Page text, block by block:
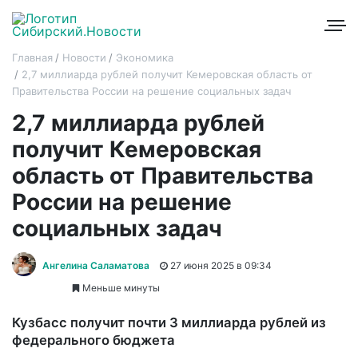
Главная Новости
Экономика
2,7 миллиарда рублей получит Кемеровская область от
Правительства России на решение социальных задач
2,7 миллиарда рублей
получит Кемеровская
область от Правительства
России на решение
социальных задач
Ангелина Саламатова
27 июня 2025 в 09:34
Меньше минуты
Кузбасс получит почти 3 миллиарда рублей из
федерального бюджета